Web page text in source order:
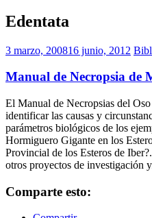
Edentata
3 marzo, 200816 junio, 2012
Manual de Necropsia de
El Manual de Necropsias del
identificar las causas y
parámetros biológicos de los
Hormiguero Gigante en los
Provincial de los Esteros de
otros proyectos de investigación
Comparte esto: